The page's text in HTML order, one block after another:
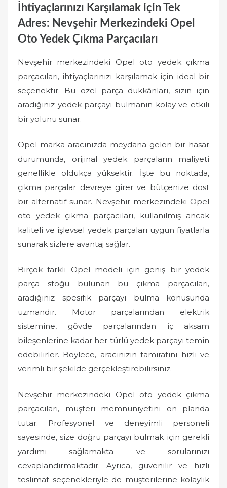
İhtiyaçlarınızı Karşılamak için Tek
Adres: Nevşehir Merkezindeki Opel
Oto Yedek Çıkma Parçacıları
Nevşehir merkezindeki Opel oto yedek çıkma
parçacıları, ihtiyaçlarınızı karşılamak için ideal bir
seçenektir. Bu özel parça dükkânları, sizin için
aradığınız yedek parçayı bulmanın kolay ve etkili
bir yolunu sunar.
Opel marka aracınızda meydana gelen bir hasar
durumunda, orijinal yedek parçaların maliyeti
genellikle oldukça yüksektir. İşte bu noktada,
çıkma parçalar devreye girer ve bütçenize dost
bir alternatif sunar. Nevşehir merkezindeki Opel
oto yedek çıkma parçacıları, kullanılmış ancak
kaliteli ve işlevsel yedek parçaları uygun fiyatlarla
sunarak sizlere avantaj sağlar.
Birçok farklı Opel modeli için geniş bir yedek
parça stoğu bulunan bu çıkma parçacıları,
aradığınız spesifik parçayı bulma konusunda
uzmandır. Motor parçalarından elektrik
sistemine, gövde parçalarından iç aksam
bileşenlerine kadar her türlü yedek parçayı temin
edebilirler. Böylece, aracınızın tamiratını hızlı ve
verimli bir şekilde gerçekleştirebilirsiniz.
Nevşehir merkezindeki Opel oto yedek çıkma
parçacıları, müşteri memnuniyetini ön planda
tutar. Profesyonel ve deneyimli personeli
sayesinde, size doğru parçayı bulmak için gerekli
yardımı sağlamakta ve sorularınızı
cevaplandırmaktadır. Ayrıca, güvenilir ve hızlı
teslimat seçenekleriyle de müşterilerine kolaylık